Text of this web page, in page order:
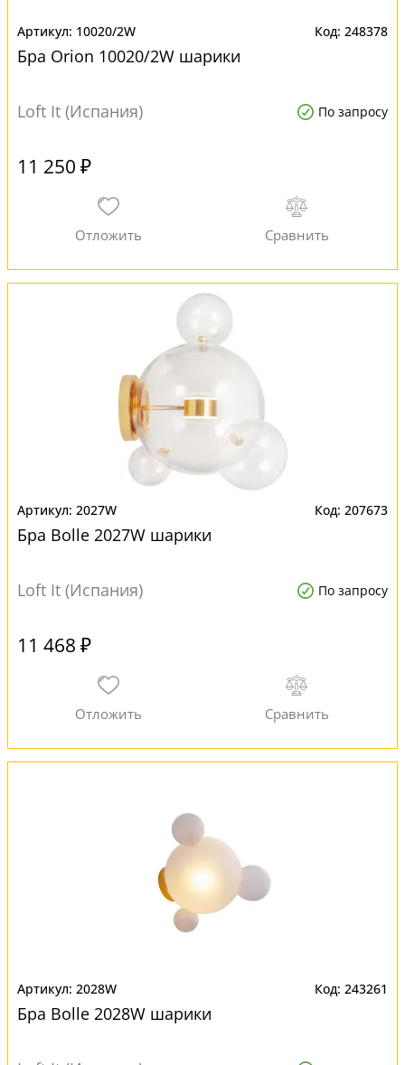
10020/2W 248378
Бра Orion 10020/2W шарики
Loft It (Испания) По запросу
11 250 ₽
2027W 207673
Бра Bolle 2027W шарики
Loft It (Испания) По запросу
11 468 ₽
2028W 243261
Бра Bolle 2028W шарики